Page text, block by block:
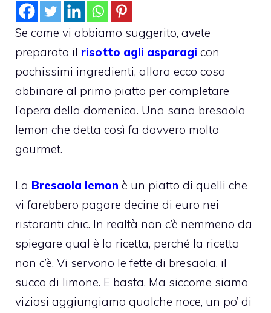
Se come vi abbiamo suggerito, avete
preparato il risotto agli asparagi con
pochissimi ingredienti, allora ecco cosa
abbinare al primo piatto per completare
l’opera della domenica. Una sana bresaola
lemon che detta così fa davvero molto
gourmet.
La Bresaola lemon è un piatto di quelli che
vi farebbero pagare decine di euro nei
ristoranti chic. In realtà non c’è nemmeno da
spiegare qual è la ricetta, perché la ricetta
non c’è. Vi servono le fette di bresaola, il
succo di limone. E basta. Ma siccome siamo
viziosi aggiungiamo qualche noce, un po’ di